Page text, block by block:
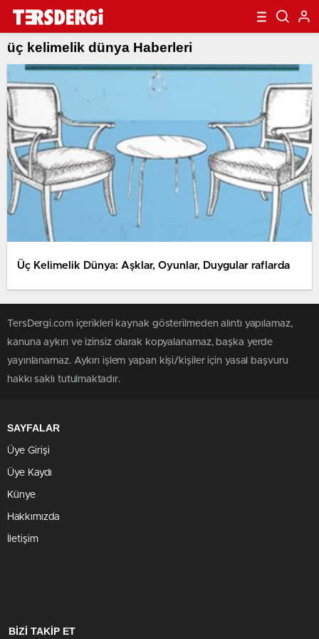
üç kelimelik dünya Haberleri
Üç Kelimelik Dünya: Aşklar, Oyunlar, Duygular raflarda
TersDergi.com içerikleri kaynak gösterilmeden alıntı yapılamaz,
kanuna aykırı ve izinsiz olarak kopyalanamaz, başka yerde
yayınlanamaz. Aykırı işlem yapan kişi/kişiler için yasal başvuru
hakkı saklı tutulmaktadır.
SAYFALAR
Üye Girişi
Üye Kaydı
Künye
Hakkımızda
İletişim
BİZİ TAKİP ET